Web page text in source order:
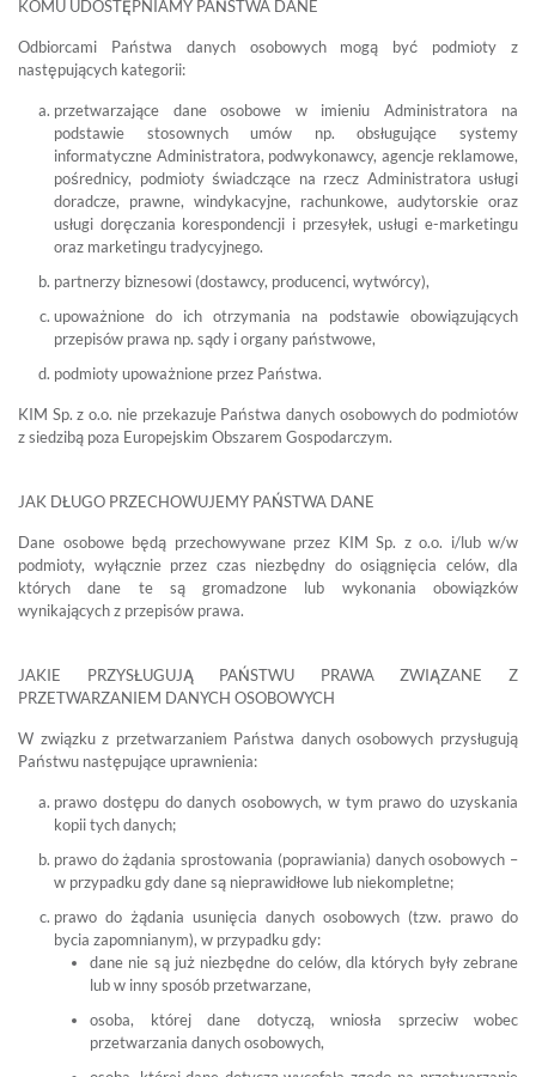
KOMU UDOSTĘPNIAMY PAŃSTWA DANE
Odbiorcami Państwa danych osobowych mogą być podmioty z
następujących kategorii:
przetwarzające dane osobowe w imieniu Administratora na
podstawie stosownych umów np. obsługujące systemy
informatyczne Administratora, podwykonawcy, agencje reklamowe,
pośrednicy, podmioty świadczące na rzecz Administratora usługi
doradcze, prawne, windykacyjne, rachunkowe, audytorskie oraz
usługi doręczania korespondencji i przesyłek, usługi e-marketingu
oraz marketingu tradycyjnego.
partnerzy biznesowi (dostawcy, producenci, wytwórcy),
upoważnione do ich otrzymania na podstawie obowiązujących
przepisów prawa np. sądy i organy państwowe,
podmioty upoważnione przez Państwa.
KIM Sp. z o.o. nie przekazuje Państwa danych osobowych do podmiotów
z siedzibą poza Europejskim Obszarem Gospodarczym.
JAK DŁUGO PRZECHOWUJEMY PAŃSTWA DANE
Dane osobowe będą przechowywane przez KIM Sp. z o.o. i/lub w/w
podmioty, wyłącznie przez czas niezbędny do osiągnięcia celów, dla
których dane te są gromadzone lub wykonania obowiązków
wynikających z przepisów prawa.
JAKIE PRZYSŁUGUJĄ PAŃSTWU PRAWA ZWIĄZANE Z
PRZETWARZANIEM DANYCH OSOBOWYCH
W związku z przetwarzaniem Państwa danych osobowych przysługują
Państwu następujące uprawnienia:
prawo dostępu do danych osobowych, w tym prawo do uzyskania
kopii tych danych;
prawo do żądania sprostowania (poprawiania) danych osobowych –
w przypadku gdy dane są nieprawidłowe lub niekompletne;
prawo do żądania usunięcia danych osobowych (tzw. prawo do
bycia zapomnianym), w przypadku gdy:
dane nie są już niezbędne do celów, dla których były zebrane
lub w inny sposób przetwarzane,
osoba, której dane dotyczą, wniosła sprzeciw wobec
przetwarzania danych osobowych,